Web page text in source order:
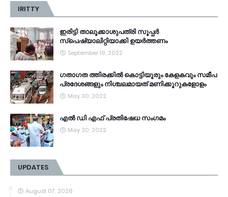
IRITTY
ഇരിട്ടി താലൂക്കാശുപത്രി സൂപ്പർ
സ്‌പെഷ്യാലിറ്റിയാക്കി ഉയർത്തണം
September 19, 2022
ഗതാഗത ത്തിരക്കിൽ കൊട്ടിയൂരും കേളകവും സമീപ
പ്രദേശങ്ങളും നിശ്ചലമായത് മണിക്കൂറുകളോളം
May 30, 2022
എൽ ഡി എഫ് പ്രതിഷേധ സംഗമം
May 30, 2022
UPDATES
August 07, 2026